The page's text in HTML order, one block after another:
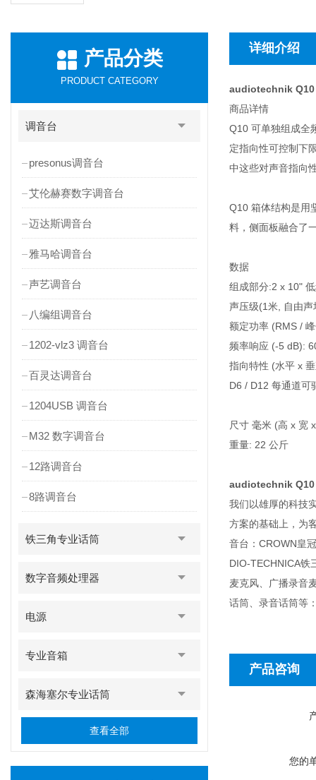
产品分类
PRODUCT CATEGORY
调音台
presonus调音台
艾伦赫赛数字调音台
迈达斯调音台
雅马哈调音台
声艺调音台
八编组调音台
1202-vlz3 调音台
百灵达调音台
1204USB 调音台
M32 数字调音台
12路调音台
8路调音台
铁三角专业话筒
数字音频处理器
电源
专业音箱
森海塞尔专业话筒
查看全部
详细介绍
audiotechnik Q10
商品详情
Q10 可单独组成全
定指向性可控制下
中这些对声音指向
Q10 箱体结构是用
料，侧面板融合了
数据
组成部分:2 x 10"
声压级(1米, 自由
额定功率 (RMS /
频率响应 (-5 dB):
指向特性 (水平 x
D6 / D12 每通道可
尺寸 毫米 (高 x 宽
重量: 22 公斤
audiotechnik Q10
我们以雄厚的科技
方案的基础上，为
音台：CROWN皇
DIO-TECHNICA铁
麦克风、广播录音
话筒、录音话筒等
产品咨询
您的